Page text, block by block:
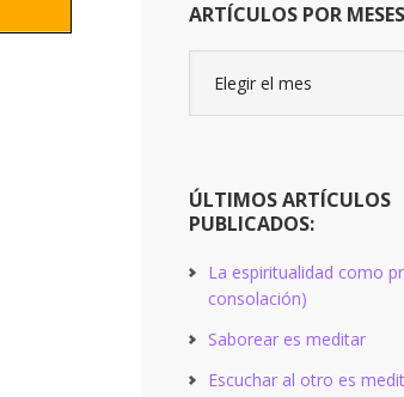
ARTÍCULOS POR
meses:
ÚLTIMOS ARTÍCULOS
PUBLICADOS:
La espiritualidad como
consolación)
Saborear es meditar
Escuchar al otro es